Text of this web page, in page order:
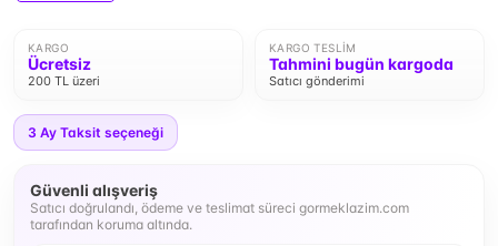
KARGO
Ücretsiz
200 TL üzeri
KARGO TESLIM
Tahmini bugün kargoda
Satıcı gönderimi
3 Ay Taksit seçeneği
Güvenli alışveriş
Satıcı doğrulandı, ödeme ve teslimat süreci gormeklazim.com
tarafından koruma altında.